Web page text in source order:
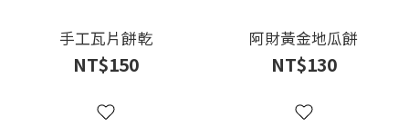
手工瓦片餅乾
NT$150
阿財黃金地瓜餅
NT$130